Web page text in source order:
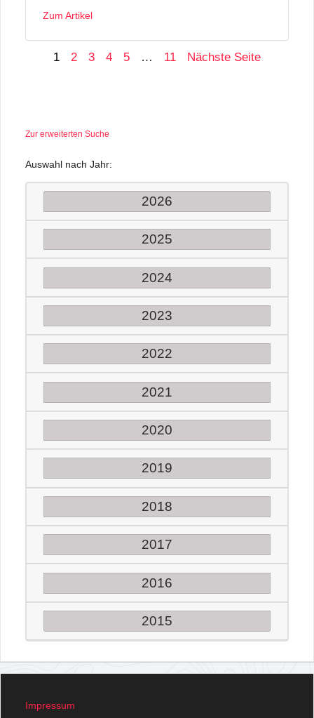
Zum Artikel
1 2 3 4 5 … 11 Nächste Seite
Zur erweiterten Suche
Auswahl nach Jahr:
2026
2025
2024
2023
2022
2021
2020
2019
2018
2017
2016
2015
Impressum